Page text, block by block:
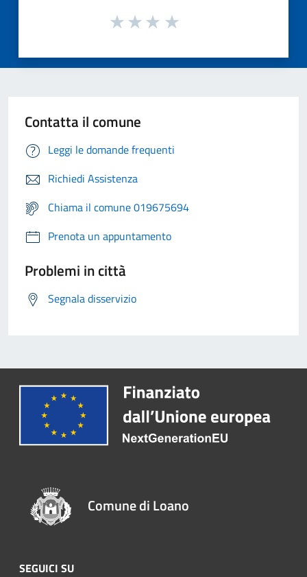
Contatta il comune
Leggi le domande frequenti
Richiedi Assistenza
Chiama il comune 019675694
Prenota un appuntamento
Problemi in città
Segnala disservizio
Comune di Loano
SEGUICI SU